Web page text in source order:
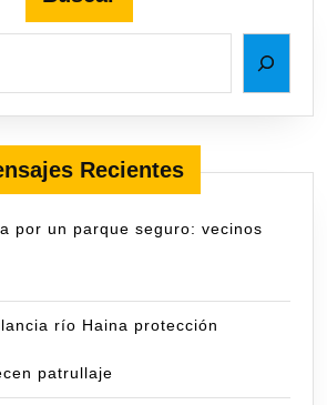
Recientes
por un parque seguro: vecinos
río Haina protección
patrullaje